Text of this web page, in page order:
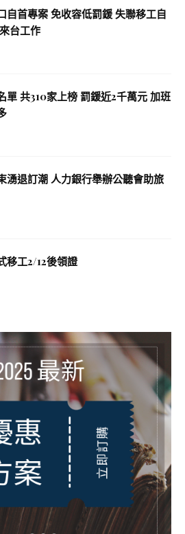
自首專案 免收容低罰鍰 失聯移工自
台工作
單 共310家上榜 罰鍰近2千萬元 加班
湧退訂潮 人力銀行舉辦公聽會助旅
移工2/12後領證